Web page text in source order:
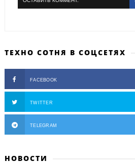
ТЕХНО СОТНЯ В СОЦСЕТЯХ
FACEBOOK
TWITTER
TELEGRAM
НОВОСТИ